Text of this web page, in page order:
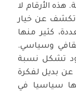
فيلما تمثل نحو 28 دولة. هذه الأرقام لا
عن خيار
كثير منها
وسياسي.
تشكل نسبة
عن بديل لفكرة
سياسيا في